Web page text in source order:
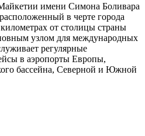
имени Симона Боливара
в черте города
от столицы страны
узлом для международных
регулярные
в аэропорты Европы,
бассейна, Северной и Южной